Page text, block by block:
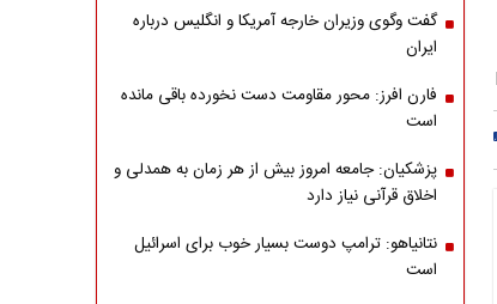
گفت وگوی وزیران خارجه آمریکا و انگلیس درباره
ایران
فارن افرز: محور مقاومت دست نخورده باقی مانده
است
پزشکیان: جامعه امروز بیش از هر زمان به همدلی و
اخلاق قرآنی نیاز دارد
نتانیاهو: ترامپ دوست بسیار خوب برای اسرائیل
است